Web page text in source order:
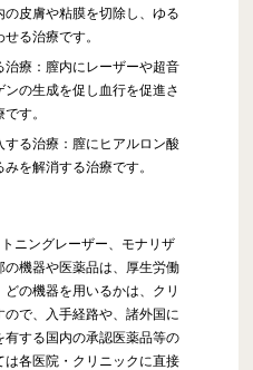
皮膚や粘膜を切除し、ゆる
る治療です。
療：膣内にレーザーや超音
の生成を促し血行を促進さ
す。
る治療：膣にヒアルロン酸
を解消する治療です。
ニングレーザー、モナリザ
機器や医薬品は、厚生労働
の機器を用いるかは、クリ
で、入手経路や、諸外国に
する国内の承認医薬品等の
各医院・クリニックに直接